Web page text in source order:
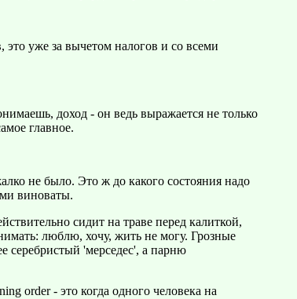
это уже за вычетом налогов и со всеми
доход - он ведь выражается не только
главное.
не было. Это ж до какого состояния надо
виноваты.
сидит на траве перед калиткой,
люблю, хочу, жить не могу. Грозные
серебристый 'мерседес', а парню
order - это когда одного человека на